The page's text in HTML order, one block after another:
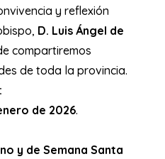
y reflexión
D. Luis Ángel de
compartiremos
de toda la provincia.
de 2026.
y de Semana Santa